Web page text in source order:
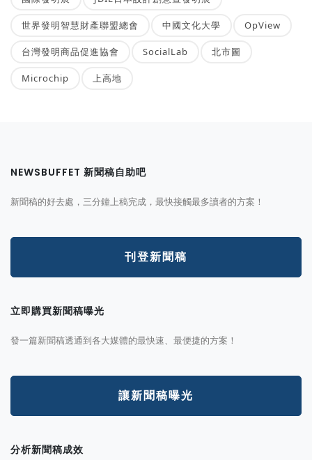
世界發明智慧財產聯盟總會 中國文化大學 OpView
台灣發明商品促進協會 SocialLab 北市圖
Microchip 上高地
NEWSBUFFET 新聞稿自助吧
新聞稿的好去處，三分鐘上稿完成，最快接觸最多讀者的方案！
刊登新聞稿
立即購買新聞稿曝光
發一篇新聞稿透通到各大媒體的最快速、最便捷的方案！
讓新聞稿曝光
分析新聞稿成效